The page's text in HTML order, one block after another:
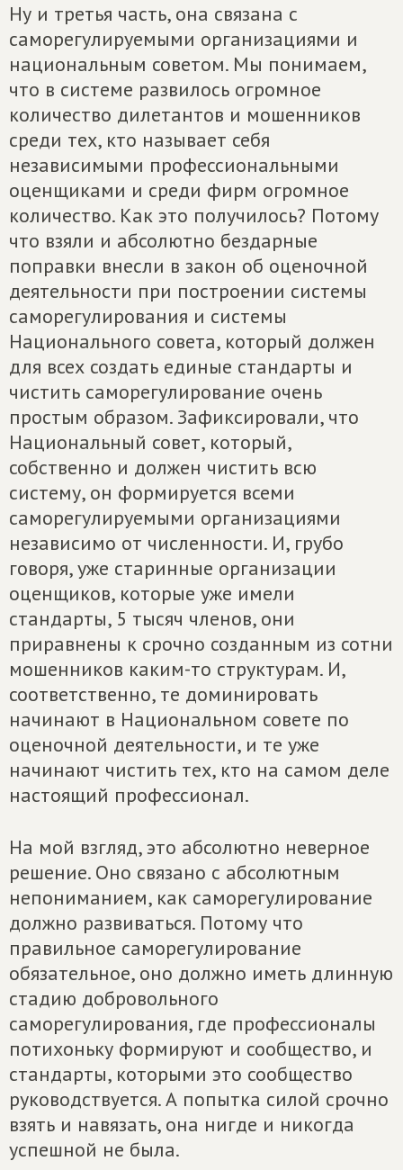
Ну и третья часть, она связана с
саморегулируемыми организациями и
национальным советом. Мы понимаем,
что в системе развилось огромное
количество дилетантов и мошенников
среди тех, кто называет себя
независимыми профессиональными
оценщиками и среди фирм огромное
количество. Как это получилось? Потому
что взяли и абсолютно бездарные
поправки внесли в закон об оценочной
деятельности при построении системы
саморегулирования и системы
Национального совета, который должен
для всех создать единые стандарты и
чистить саморегулирование очень
простым образом. Зафиксировали, что
Национальный совет, который,
собственно и должен чистить всю
систему, он формируется всеми
саморегулируемыми организациями
независимо от численности. И, грубо
говоря, уже старинные организации
оценщиков, которые уже имели
стандарты, 5 тысяч членов, они
приравнены к срочно созданным из сотни
мошенников каким-то структурам. И,
соответственно, те доминировать
начинают в Национальном совете по
оценочной деятельности, и те уже
начинают чистить тех, кто на самом деле
настоящий профессионал.
На мой взгляд, это абсолютно неверное
решение. Оно связано с абсолютным
непониманием, как саморегулирование
должно развиваться. Потому что
правильное саморегулирование
обязательное, оно должно иметь длинную
стадию добровольного
саморегулирования, где профессионалы
потихоньку формируют и сообщество, и
стандарты, которыми это сообщество
руководствуется. А попытка силой срочно
взять и навязать, она нигде и никогда
успешной не была.